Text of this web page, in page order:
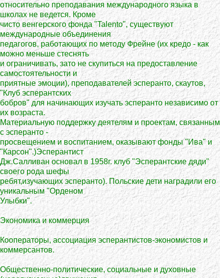
относительно преподавания международного языка в
школах не ведется. Кроме
чисто венгерского фонда "Talento", существуют
международные объединения
педагогов, работающих по методу Фрейне (их кредо - как
можно меньше стеснять
и ограничивать, зато не скупиться на предоставление
самостоятельности и
приятные эмоции), преподавателей эсперанто, скаутов,
"Клуб эсперантских
бобров" для начинающих изучать эсперанто независимо от
их возраста.
Материальную поддержку деятелям и проектам, связанным
с эсперанто -
просвещением и воспитанием, оказывают фонды "Ива" и
"Карсон".)Эсперантист
Дж.Салливан основал в 1958г. клуб "Эсперантские дяди"
своего рода шефы
ребят,изучающих эсперанто). Польские дети наградили его
уникальным "Орденом
Улыбки".
Экономика и коммерция
Кооператоры, ассоциация эсперантистов-экономистов и
коммерсантов.
Общественно-политические, социальные и духовные